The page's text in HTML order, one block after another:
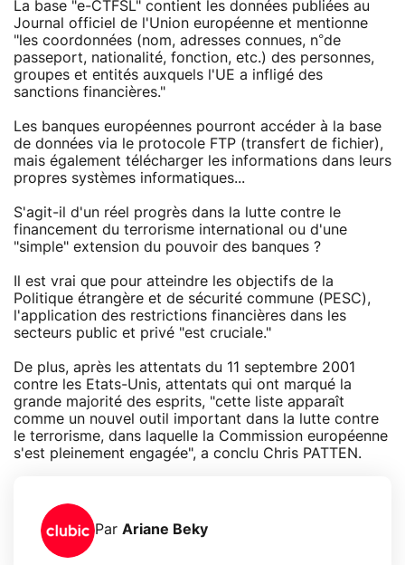
La base "e-CTFSL" contient les données publiées au
Journal officiel de l'Union européenne et mentionne
"les coordonnées (nom, adresses connues, n°de
passeport, nationalité, fonction, etc.) des personnes,
groupes et entités auxquels l'UE a infligé des
sanctions financières."
Les banques européennes pourront accéder à la base
de données via le protocole FTP (transfert de fichier),
mais également télécharger les informations dans leurs
propres systèmes informatiques...
S'agit-il d'un réel progrès dans la lutte contre le
financement du terrorisme international ou d'une
"simple" extension du pouvoir des banques ?
Il est vrai que pour atteindre les objectifs de la
Politique étrangère et de sécurité commune (PESC),
l'application des restrictions financières dans les
secteurs public et privé "est cruciale."
De plus, après les attentats du 11 septembre 2001
contre les Etats-Unis, attentats qui ont marqué la
grande majorité des esprits, "cette liste apparaît
comme un nouvel outil important dans la lutte contre
le terrorisme, dans laquelle la Commission européenne
s'est pleinement engagée", a conclu Chris PATTEN.
Par Ariane Beky